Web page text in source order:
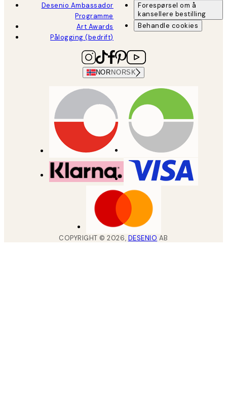
Desenio Ambassador
Programme
Art Awards
Pålogging (bedrift)
Forespørsel om å
kansellere bestilling
Behandle cookies
NOR NORSK
COPYRIGHT ©2026, DESENIO AB